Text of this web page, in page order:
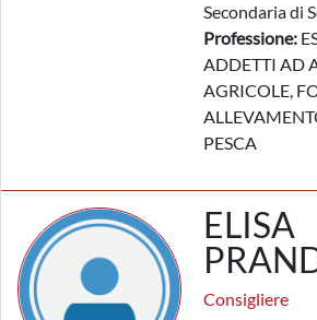
Secondaria di
Professione:
ADDETTI AD
AGRICOLE,
PESCA
ELISA
Consigliere